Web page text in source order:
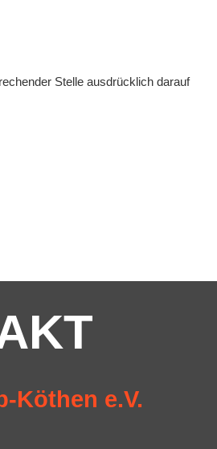
Stelle ausdrücklich darauf
Köthen e.V.